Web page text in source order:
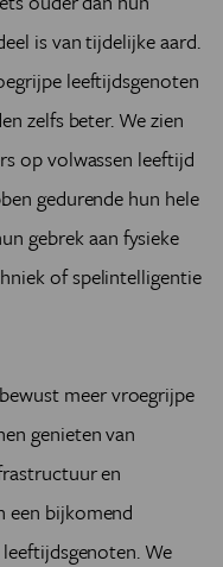
is van tijdelijke aard.
leeftijdsgenoten
zelfs beter. We zien
op volwassen leeftijd
gedurende hun hele
gebrek aan fysieke
of spelintelligentie
meer vroegrijpe
genieten van
en
een bijkomend
We